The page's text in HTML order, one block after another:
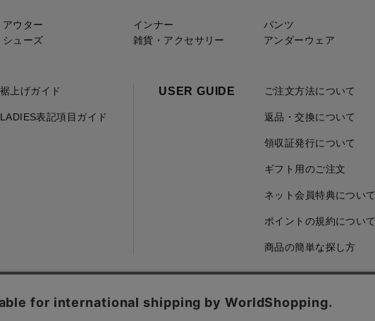
アウター
インナー パンツ
シューズ
雑貨・アクセサリー アンダーウェア
裾上げガイド
LADIES表記項目ガイド
USER GUIDE ご注文方法について
返品・交換について
領収証発行について
ギフト用のご注文
ネット会員特典について
ポイントの規約について
商品の簡単な探し方
いて 特定商取引に基づく表記
会社概要